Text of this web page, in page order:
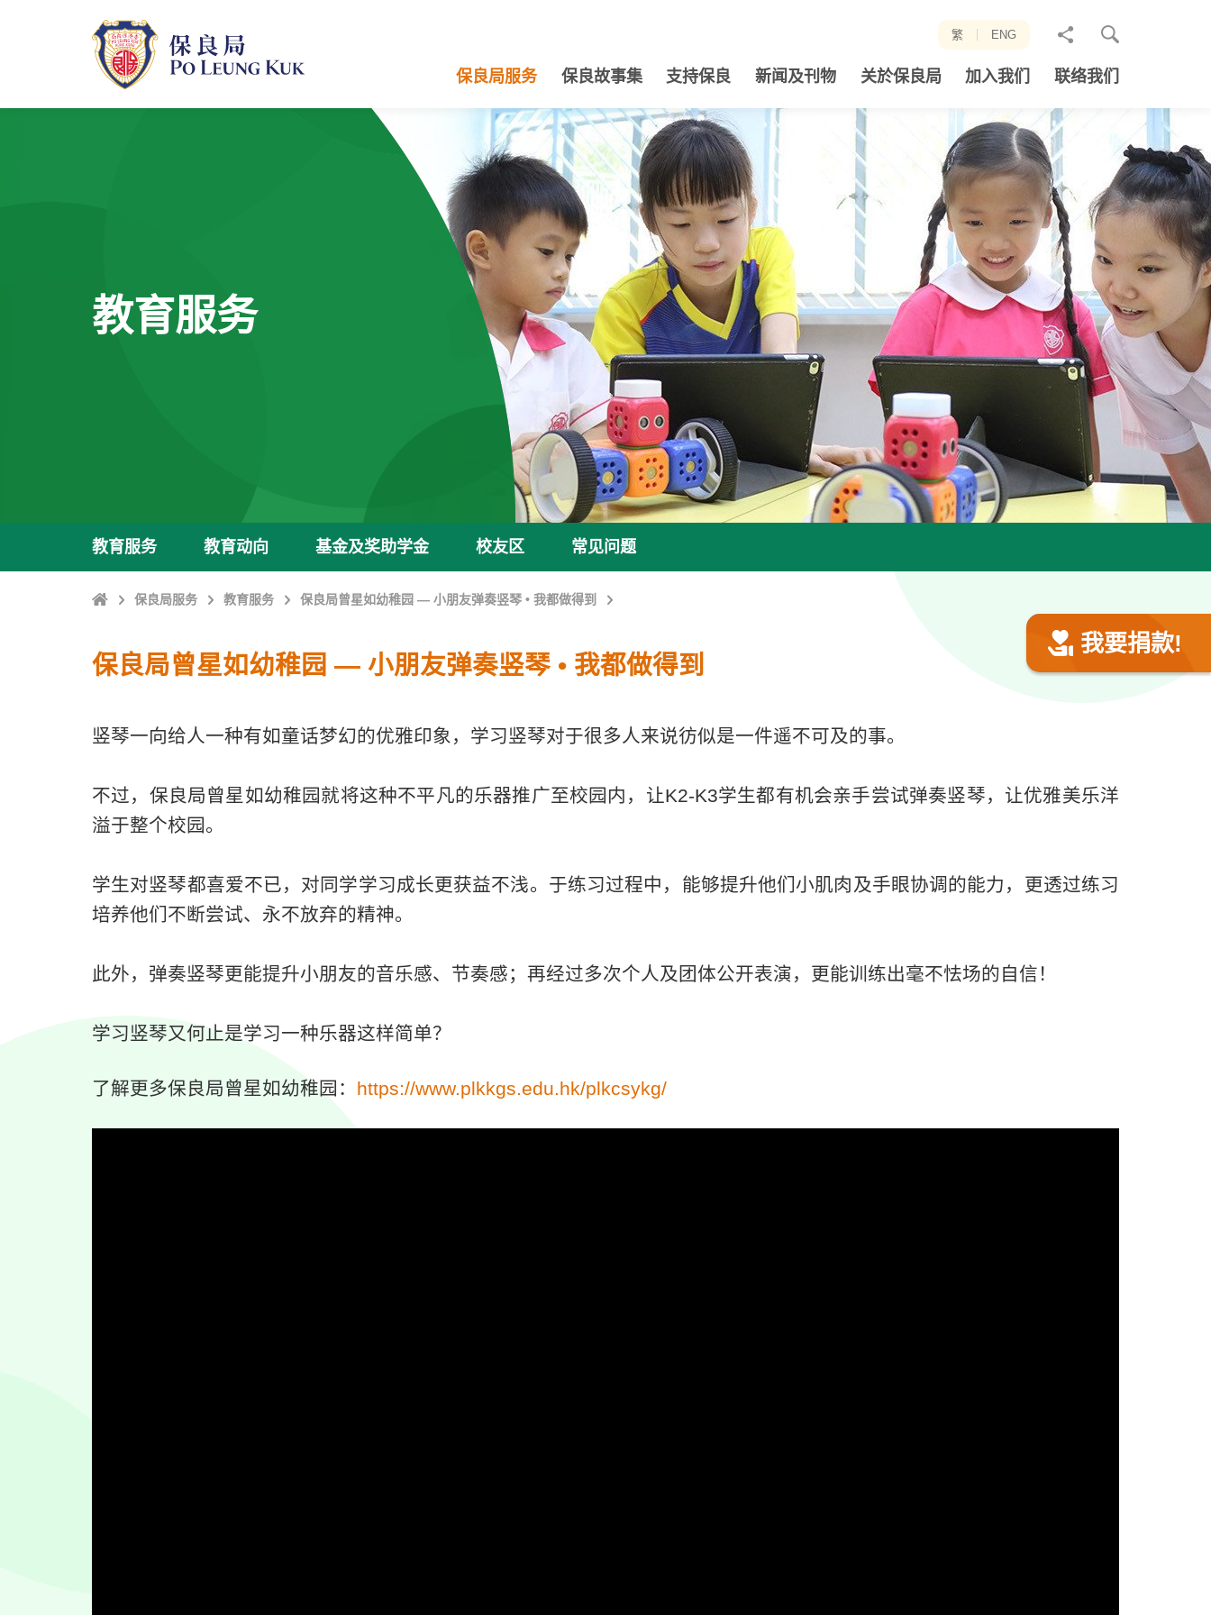
繁 ENG
分
至
保良局服务 保良故事集 支持保良 新闻及刊物 关於保良局 加入我们 联络我们
教育服务
教育服务 教育动向 基金及奖助学金 校友区 常见问题
Home保良局服务 教育服务 保良局曾星如幼稚园 — 小朋友弹奏竖琴 • 我都做得到
我要捐款!
保良局曾星如幼稚园 — 小朋友弹奏竖琴 • 我都做得到
竖琴一向给人一种有如童话梦幻的优雅印象，学习竖琴对于很多人来说彷似是一件遥不可及的事。​
不过，保良局曾星如幼稚园就将这种不平凡的乐器推广至校园内，让K2-K3学生都有机会亲手尝试弹奏竖琴，让优雅美乐洋
溢于整个校园。​
学生对竖琴都喜爱不已，对同学学习成长更获益不浅。于练习过程中，能够提升他们小肌肉及手眼协调的能力，更透过练习
培养他们不断尝试、永不放弃的精神。​
此外，弹奏竖琴更能提升小朋友的音乐感、节奏感；再经过多次个人及团体公开表演，更能训练出毫不怯场的自信！​
学习竖琴又何止是学习一种乐器这样简单？
了解更多保良局曾星如幼稚园： https://www.plkkgs.edu.hk/plkcsykg/